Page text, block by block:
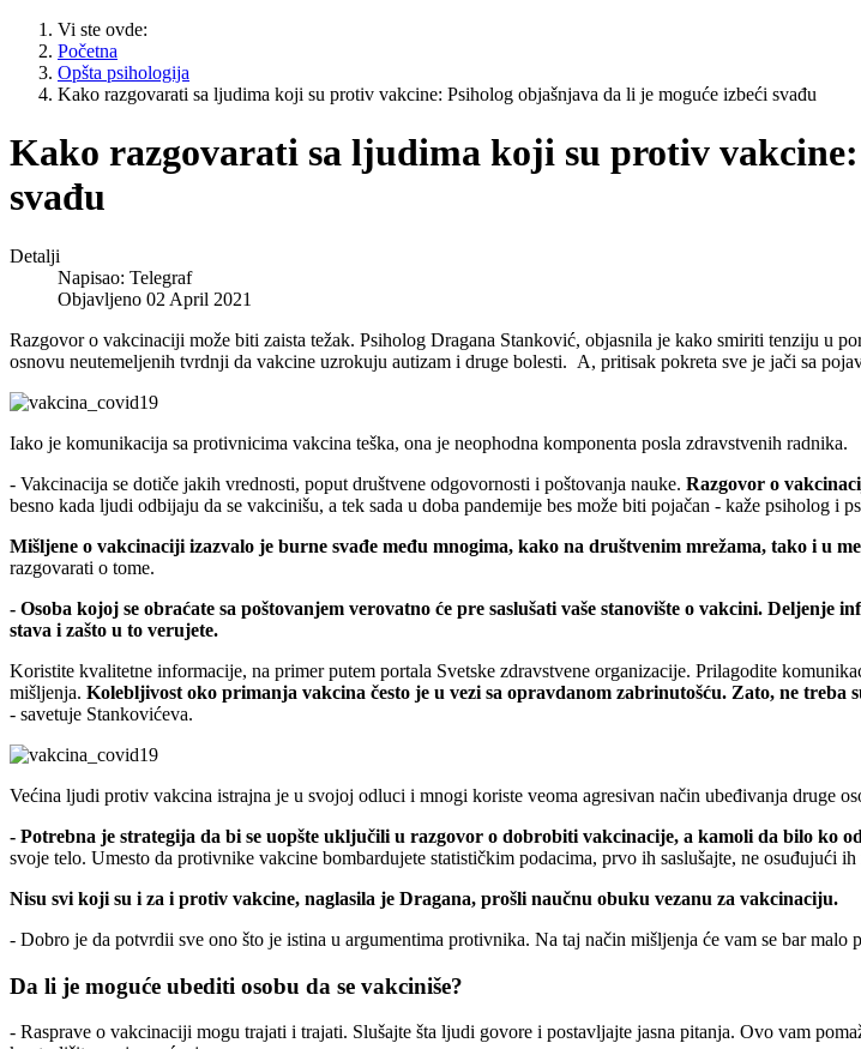
Vi ste ovde:
Početna
Opšta psihologija
Kako razgovarati sa ljudima koji su protiv vakcine: Psiholog objašnjava da li je moguće izbeći svađu
Kako razgovarati sa ljudima koji su protiv
svađu
Detalji
Napisao: Telegraf
Objavljeno 02 April 2021
Razgovor o vakcinaciji može biti zaista težak. Psiholog Dragana Stanković, objasnila je kako smiriti tenziju u
osnovu neutemeljenih tvrdnji da vakcine uzrokuju autizam i druge bolesti. A, pritisak pokreta sve je jači sa
Iako je komunikacija sa protivnicima vakcina teška, ona je neophodna komponenta posla zdravstvenih radnika.
- Vakcinacija se dotiče jakih vrednosti, poput društvene odgovornosti i poštovanja nauke. Razgovor o
besno kada ljudi odbijaju da se vakcinišu, a tek sada u doba pandemije bes može biti pojačan - kaže psiholog i
Mišljene o vakcinaciji izazvalo je burne svađe među mnogima, kako na društvenim mrežama, tako i u
razgovarati o tome.
- Osoba kojoj se obraćate sa poštovanjem verovatno će pre saslušati vaše stanovište o vakcini.
stava i zašto u to verujete.
Koristite kvalitetne informacije, na primer putem portala Svetske zdravstvene organizacije. Prilagodite
mišljenja. Kolebljivost oko primanja vakcina često je u vezi sa opravdanom zabrinutošću. Zato, ne
- savetuje Stankovićeva.
Većina ljudi protiv vakcina istrajna je u svojoj odluci i mnogi koriste veoma agresivan način ubeđivanja druge
- Potrebna je strategija da bi se uopšte uključili u razgovor o dobrobiti vakcinacije, a kamoli da bilo ko
svoje telo. Umesto da protivnike vakcine bombardujete statističkim podacima, prvo ih saslušajte, ne osuđujući
Nisu svi koji su i za i protiv vakcine, naglasila je Dragana, prošli naučnu obuku vezanu za vakcinaciju.
- Dobro je da potvrdii sve ono što je istina u argumentima protivnika. Na taj način mišljenja će vam se bar malo
Da li je moguće ubediti osobu da se vakciniše?
- Rasprave o vakcinaciji mogu trajati i trajati. Slušajte šta ljudi govore i postavljajte jasna pitanja. Ovo vam